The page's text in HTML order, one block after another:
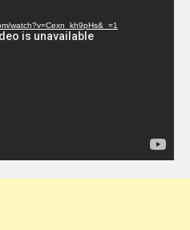
watch?v=Cexn_kh9pHs&_=1